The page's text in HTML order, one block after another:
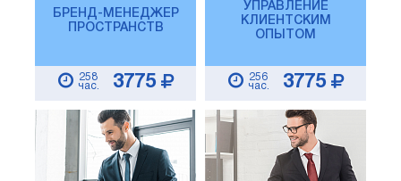
БРЕНД-МЕНЕДЖЕР
ПРОСТРАНСТВ
258
час.
3775
УПРАВЛЕНИЕ
КЛИЕНТСКИМ
ОПЫТОМ
256
час.
3775